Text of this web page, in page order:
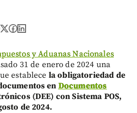
y Aduanas Nacionales
31 de enero de 2024 una
establece la obligatoriedad de
en Documentos
(DEE) con Sistema POS,
de 2024.